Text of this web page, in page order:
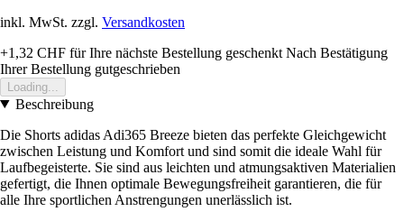
inkl. MwSt. zzgl. Versandkosten
+1,32 CHF für Ihre nächste Bestellung geschenkt Nach Bestätigung
Ihrer Bestellung gutgeschrieben
Loading...
Beschreibung
Die Shorts adidas Adi365 Breeze bieten das perfekte Gleichgewicht
zwischen Leistung und Komfort und sind somit die ideale Wahl für
Laufbegeisterte. Sie sind aus leichten und atmungsaktiven Materialien
gefertigt, die Ihnen optimale Bewegungsfreiheit garantieren, die für
alle Ihre sportlichen Anstrengungen unerlässlich ist.